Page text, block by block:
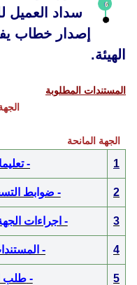
سداد العميل
إصدار خطاب
الهيئة.
المستندات المطلوبة
الجهة المانحة
1
-
2 - ضوابط
3 - اجراءات
4
-
5
- طلب